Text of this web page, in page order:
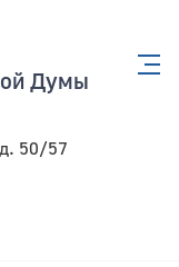
Думы
50/57